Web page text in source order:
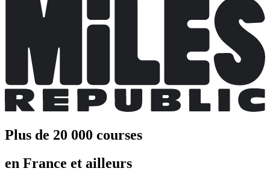
Plus de 20 000 courses
en France et ailleurs